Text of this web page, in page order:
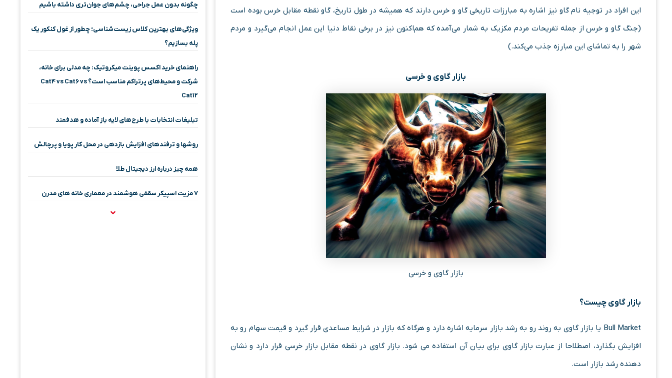
این افراد در توجیه نام گاو نیز اشاره به مبارزات تاریخی گاو و خرس دارند که همیشه در طول تاریخ، گاو نقطه مقابل خرس بوده است
(جنگ گاو و خرس از جمله تفریحات مردم مکزیک به شمار می‌آمده که هم‌اکنون نیز در برخی نقاط دنیا این عمل انجام می‌گیرد و مردم
شهر را به تماشای این مبارزه جذب می‌کند.)
بازار گاوی و خرسی
بازار گاوی و خرسی
بازار گاوی چیست؟
Bull Market یا بازار گاوی به روند رو به رشد بازار سرمایه اشاره دارد و هرگاه که بازار در شرایط مساعدی قرار گیرد و قیمت سهام رو به
افزایش بگذارد، اصطلاحا از عبارت بازار گاوی برای بیان آن استفاده می شود. بازار گاوی در نقطه مقابل بازار خرسی قرار دارد و نشان
دهنده رشد بازار است.
چگونه بدون عمل جراحی، چشم‌های جوان‌تری داشته باشیم
ویژگی‌های بهترین کلاس زیست‌شناسی؛ چطور از غول کنکور یک
پله بسازیم؟
راهنمای خرید اکسس پوینت میکروتیک: چه مدلی برای خانه،
شرکت و محیط‌های پرتراکم مناسب است؟ Cat4 vs Cat6 vs
Cat12
تبلیغات انتخابات با طرح‌های لایه باز آماده و هدفمند
روشها و ترفندهای افزایش بازدهی در محل کار پویا و پرچالش
همه چیز درباره ارز دیجیتال طلا
۷ مزیت اسپیکر سقفی هوشمند در معماری خانه‌ های مدرن